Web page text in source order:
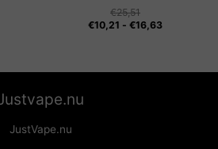
€25,51
€10,21 - €16,63Fascia
€10,21
JustVape.nu